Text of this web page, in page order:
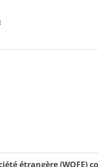
étrangère (WOFE)